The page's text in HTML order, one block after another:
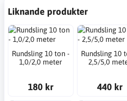
Liknande produkter
Rundsling 10 ton -
1,0/2,0 meter
180 kr
Rundsling 10
2,5/5,0
440 kr